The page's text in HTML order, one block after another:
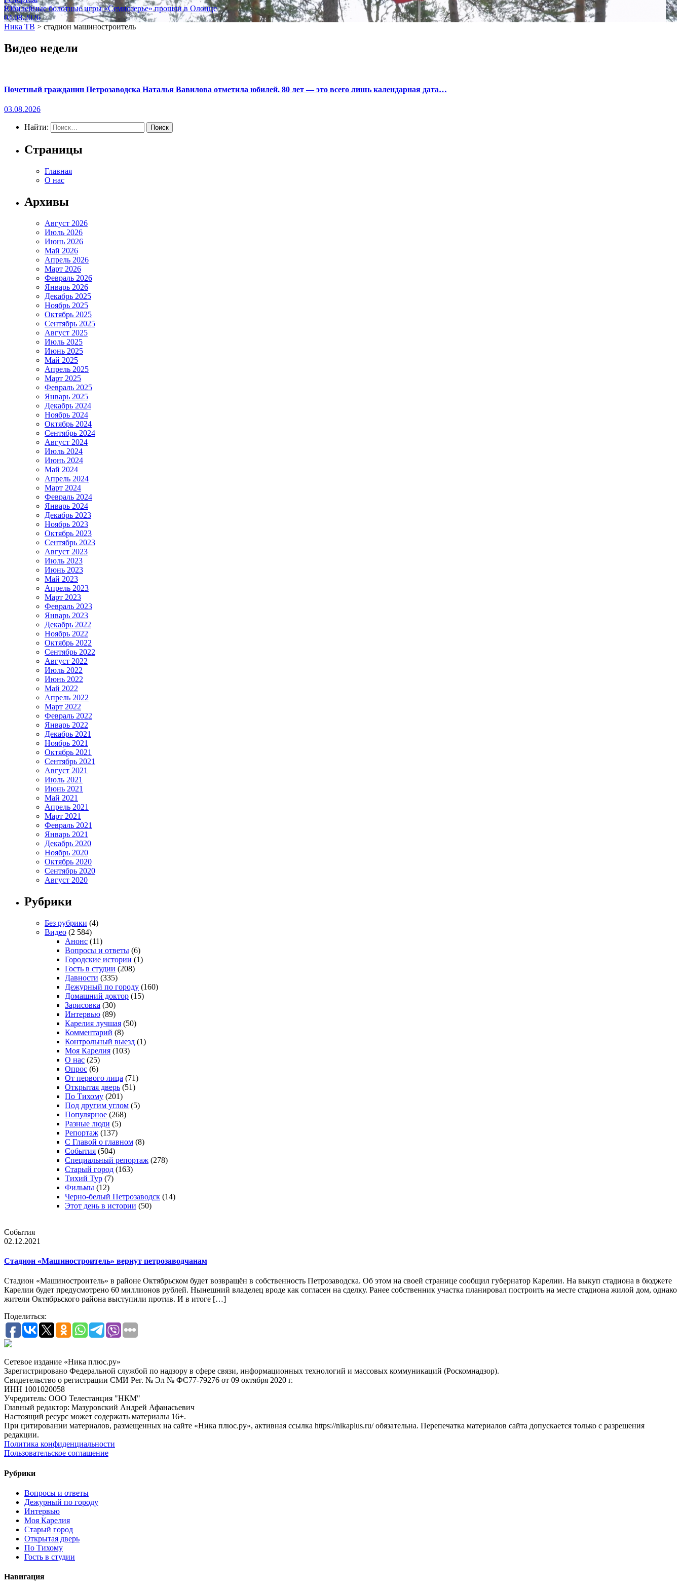
Юбилейные болотные игры «Семиозерье» прошли в Олонце
04.08.2026
Ника ТВ > стадион машиностроитель
Видео недели
Почетный гражданин Петрозаводска Наталья Вавилова отметила юбилей. 80 лет — это всего лишь календарная дата…
03.08.2026
Найти:
Страницы
Главная
О нас
Архивы
Август 2026
Июль 2026
Июнь 2026
Май 2026
Апрель 2026
Март 2026
Февраль 2026
Январь 2026
Декабрь 2025
Ноябрь 2025
Октябрь 2025
Сентябрь 2025
Август 2025
Июль 2025
Июнь 2025
Май 2025
Апрель 2025
Март 2025
Февраль 2025
Январь 2025
Декабрь 2024
Ноябрь 2024
Октябрь 2024
Сентябрь 2024
Август 2024
Июль 2024
Июнь 2024
Май 2024
Апрель 2024
Март 2024
Февраль 2024
Январь 2024
Декабрь 2023
Ноябрь 2023
Октябрь 2023
Сентябрь 2023
Август 2023
Июль 2023
Июнь 2023
Май 2023
Апрель 2023
Март 2023
Февраль 2023
Январь 2023
Декабрь 2022
Ноябрь 2022
Октябрь 2022
Сентябрь 2022
Август 2022
Июль 2022
Июнь 2022
Май 2022
Апрель 2022
Март 2022
Февраль 2022
Январь 2022
Декабрь 2021
Ноябрь 2021
Октябрь 2021
Сентябрь 2021
Август 2021
Июль 2021
Июнь 2021
Май 2021
Апрель 2021
Март 2021
Февраль 2021
Январь 2021
Декабрь 2020
Ноябрь 2020
Октябрь 2020
Сентябрь 2020
Август 2020
Рубрики
Без рубрики (4)
Видео (2 584)
Анонс (11)
Вопросы и ответы (6)
Городские истории (1)
Гость в студии (208)
Давности (335)
Дежурный по городу (160)
Домашний доктор (15)
Зарисовка (30)
Интервью (89)
Карелия лучшая (50)
Комментарий (8)
Контрольный выезд (1)
Моя Карелия (103)
О нас (25)
Опрос (6)
От первого лица (71)
Открытая дверь (51)
По Тихому (201)
Под другим углом (5)
Популярное (268)
Разные люди (5)
Репортаж (137)
С Главой о главном (8)
События (504)
Специальный репортаж (278)
Старый город (163)
Тихий Тур (7)
Фильмы (12)
Черно-белый Петрозаводск (14)
Этот день в истории (50)
События
02.12.2021
Стадион «Машиностроитель» вернут петрозаводчанам
Стадион «Машиностроитель» в районе Октябрьском будет возвращён в собственность Петрозаводска. Об этом на своей странице сообщил губернатор Карелии. На выкуп стадиона в бюджете
Карелии будет предусмотрено 60 миллионов рублей. Нынешний владелец вроде как согласен на сделку. Ранее собственник участка планировал построить на месте стадиона жилой дом, однако
жители Октябрьского района выступили против. И в итоге […]
Поделиться:
Сетевое издание «Ника плюс.ру»
Зарегистрировано Федеральной службой по надзору в сфере связи, информационных технологий и массовых коммуникаций (Роскомнадзор).
Свидетельство о регистрации СМИ Рег. № Эл № ФС77-79276 от 09 октября 2020 г.
ИНН 1001020058
Учредитель: ООО Телестанция "НКМ"
Главный редактор: Мазуровский Андрей Афанасьевич
Настоящий ресурс может содержать материалы 16+.
При цитировании материалов, размещенных на сайте «Ника плюс.ру», активная ссылка https://nikaplus.ru/ обязательна. Перепечатка материалов сайта допускается только с разрешения
редакции.
Политика конфиденциальности
Пользовательское соглашение
Рубрики
Вопросы и ответы
Дежурный по городу
Интервью
Моя Карелия
Старый город
Открытая дверь
По Тихому
Гость в студии
Навигация